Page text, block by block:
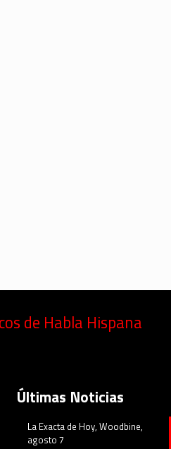
de Habla Hispana
Últimas Noticias
La Exacta de Hoy, Woodbine,
agosto 7